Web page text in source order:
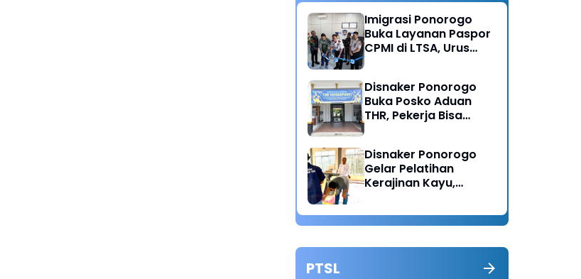
Imigrasi Ponorogo
Buka Layanan Paspor
CPMI di LTSA, Urus
Disnaker Ponorogo
Buka Posko Aduan
THR, Pekerja Bisa
Disnaker Ponorogo
Gelar Pelatihan
Kerajinan Kayu,
Wirausaha Baru
PTSL